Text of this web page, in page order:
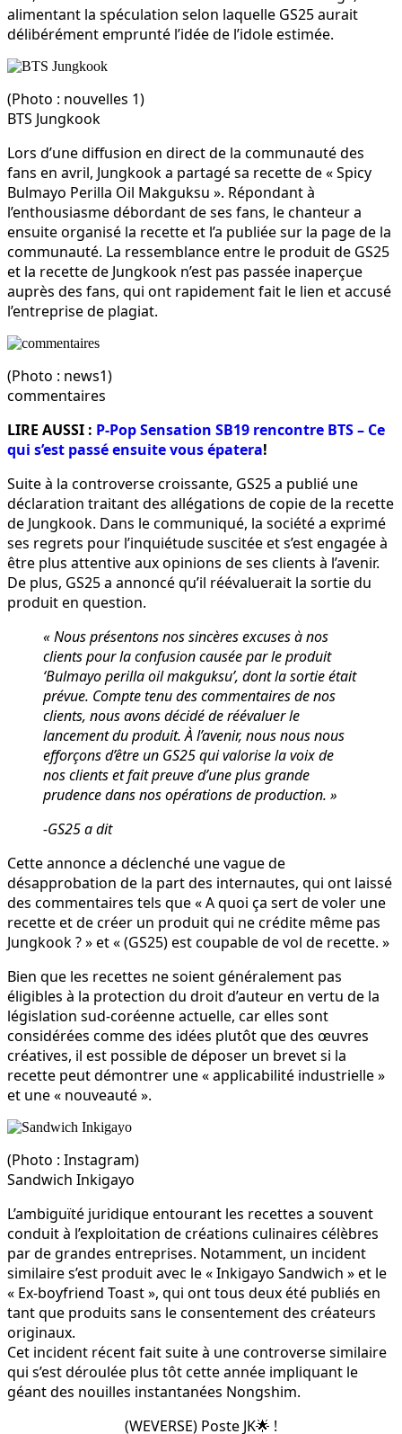
alimentant la spéculation selon laquelle GS25 aurait
délibérément emprunté l’idée de l’idole estimée.
(Photo : nouvelles 1)
BTS Jungkook
Lors d’une diffusion en direct de la communauté des
fans en avril, Jungkook a partagé sa recette de « Spicy
Bulmayo Perilla Oil Makguksu ». Répondant à
l’enthousiasme débordant de ses fans, le chanteur a
ensuite organisé la recette et l’a publiée sur la page de la
communauté. La ressemblance entre le produit de GS25
et la recette de Jungkook n’est pas passée inaperçue
auprès des fans, qui ont rapidement fait le lien et accusé
l’entreprise de plagiat.
(Photo : news1)
commentaires
LIRE AUSSI : P-Pop Sensation SB19 rencontre BTS – Ce
qui s’est passé ensuite vous épatera!
Suite à la controverse croissante, GS25 a publié une
déclaration traitant des allégations de copie de la recette
de Jungkook. Dans le communiqué, la société a exprimé
ses regrets pour l’inquiétude suscitée et s’est engagée à
être plus attentive aux opinions de ses clients à l’avenir.
De plus, GS25 a annoncé qu’il réévaluerait la sortie du
produit en question.
« Nous présentons nos sincères excuses à nos
clients pour la confusion causée par le produit
‘Bulmayo perilla oil makguksu’, dont la sortie était
prévue. Compte tenu des commentaires de nos
clients, nous avons décidé de réévaluer le
lancement du produit. À l’avenir, nous nous nous
efforçons d’être un GS25 qui valorise la voix de
nos clients et fait preuve d’une plus grande
prudence dans nos opérations de production. »
-GS25 a dit
Cette annonce a déclenché une vague de
désapprobation de la part des internautes, qui ont laissé
des commentaires tels que « A quoi ça sert de voler une
recette et de créer un produit qui ne crédite même pas
Jungkook ? » et « (GS25) est coupable de vol de recette. »
Bien que les recettes ne soient généralement pas
éligibles à la protection du droit d’auteur en vertu de la
législation sud-coréenne actuelle, car elles sont
considérées comme des idées plutôt que des œuvres
créatives, il est possible de déposer un brevet si la
recette peut démontrer une « applicabilité industrielle »
et une « nouveauté ».
(Photo : Instagram)
Sandwich Inkigayo
L’ambiguïté juridique entourant les recettes a souvent
conduit à l’exploitation de créations culinaires célèbres
par de grandes entreprises. Notamment, un incident
similaire s’est produit avec le « Inkigayo Sandwich » et le
« Ex-boyfriend Toast », qui ont tous deux été publiés en
tant que produits sans le consentement des créateurs
originaux.
Cet incident récent fait suite à une controverse similaire
qui s’est déroulée plus tôt cette année impliquant le
géant des nouilles instantanées Nongshim.
(WEVERSE) Poste JK🌟 !